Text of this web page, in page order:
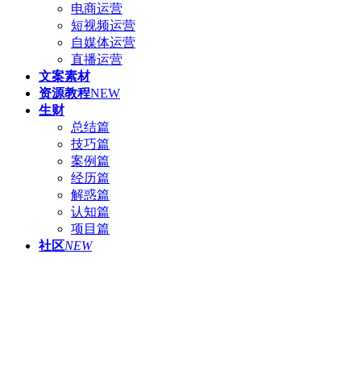
电商运营
短视频运营
自媒体运营
直播运营
文案素材
资源教程NEW
生财
总结篇
技巧篇
案例篇
经历篇
解惑篇
认知篇
项目篇
社区NEW